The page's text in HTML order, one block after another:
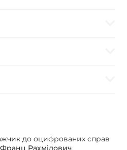
до оцифрованих справ
Рахмілович